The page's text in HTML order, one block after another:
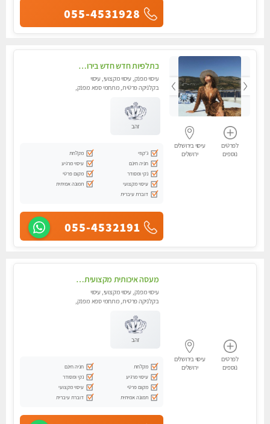
055-4531928
לפרטים
נוספים
עיסוי בירושלים
ירושלים
בתלפיות חדש חדש בירושלים- לעיסוי מפנק הכולל עיסוי טנטרי על כורסאות טנטרה ועיסוי בג'קוזי .
עיסוי מפנק, עיסוי מקצועי, עיסוי
בקלניקה פרטית, מתחמי ספא מפנק,
זהב
ג'קוזי
מקלחת
חניה חינם
עיסוי מרגיע
נקי ומסודר
מקום פרטי
עיסוי מקצועי
תמונה אמיתית
דוברת עיברית
055-4532191
לפרטים
נוספים
עיסוי בירושלים
ירושלים
מעסה איכותית מקצועית ומפנקת בירושלים .מומלץ!!
עיסוי מפנק, עיסוי מקצועי, עיסוי
בקלניקה פרטית, מתחמי ספא מפנק,
זהב
מקלחת
חניה חינם
עיסוי מרגיע
נקי ומסודר
מקום פרטי
עיסוי מקצועי
תמונה אמיתית
דוברת עיברית